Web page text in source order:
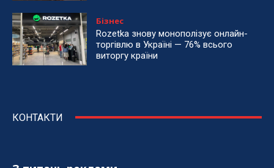
Бізнес
Rozetka знову монополізує онлайн-
торгівлю в Україні — 76% всього
виторгу країни
КОНТАКТИ